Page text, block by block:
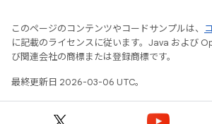
このページのコンテンツやコードサンプルは、
に記載のライセンスに従います。Java および
び関連会社の商標または登録商標です。
最終更新日 2026-03-06 UTC。